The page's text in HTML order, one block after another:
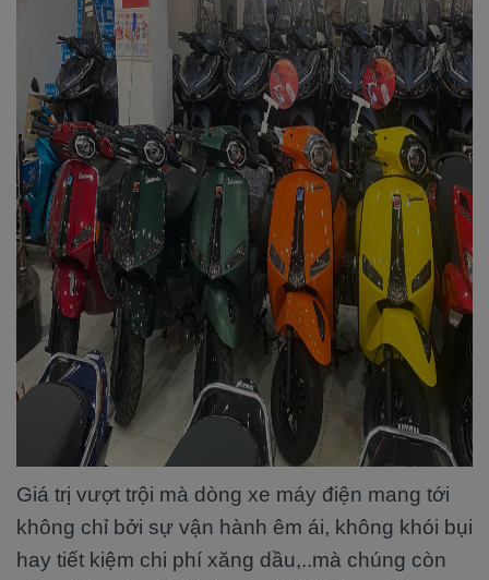
Giá trị vượt trội mà dòng xe máy điện mang tới
không chỉ bởi sự vận hành êm ái, không khói bụi
hay tiết kiệm chi phí xăng dầu,..mà chúng còn